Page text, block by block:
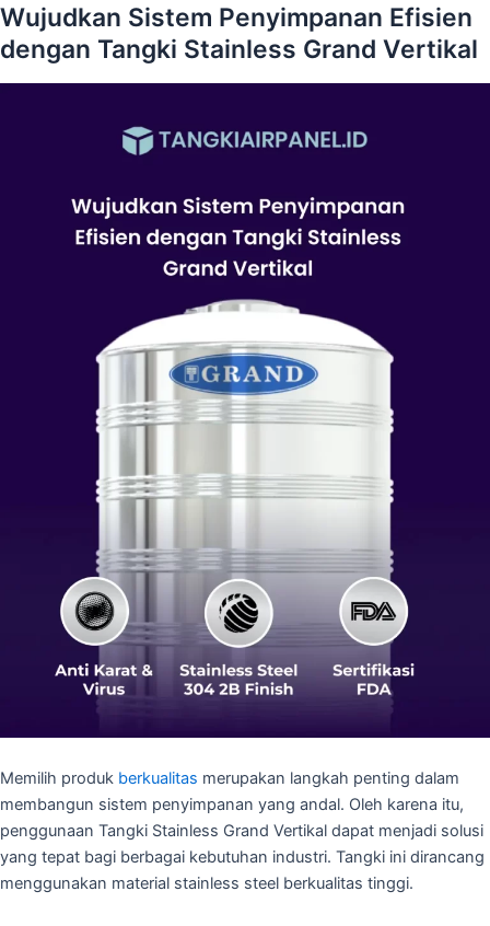
Wujudkan Sistem Penyimpanan Efisien
dengan Tangki Stainless Grand Vertikal
Memilih produk berkualitas merupakan langkah penting dalam
membangun sistem penyimpanan yang andal. Oleh karena itu,
penggunaan Tangki Stainless Grand Vertikal dapat menjadi solusi
yang tepat bagi berbagai kebutuhan industri. Tangki ini dirancang
menggunakan material stainless steel berkualitas tinggi.